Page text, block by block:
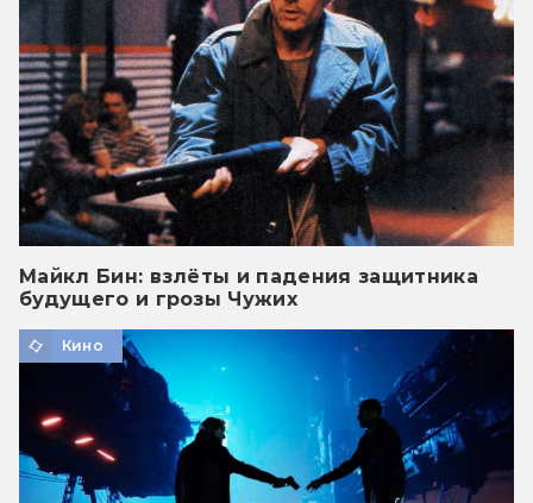
Майкл Бин: взлёты и падения защитника
будущего и грозы Чужих
Кино